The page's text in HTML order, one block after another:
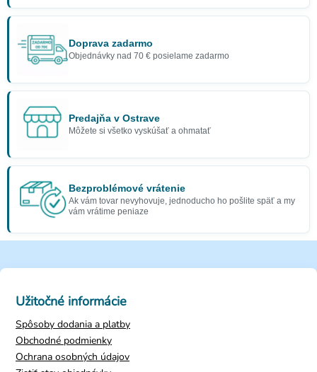
Doprava zadarmo
Objednávky nad 70 € posielame zadarmo
Predajňa v Ostrave
Môžete si všetko vyskúšať a ohmatať
Bezproblémové vrátenie
Ak vám tovar nevyhovuje, jednoducho ho pošlite späť a my
vám vrátime peniaze
Užitočné informácie
Spôsoby dodania a platby
Obchodné podmienky
Ochrana osobných údajov